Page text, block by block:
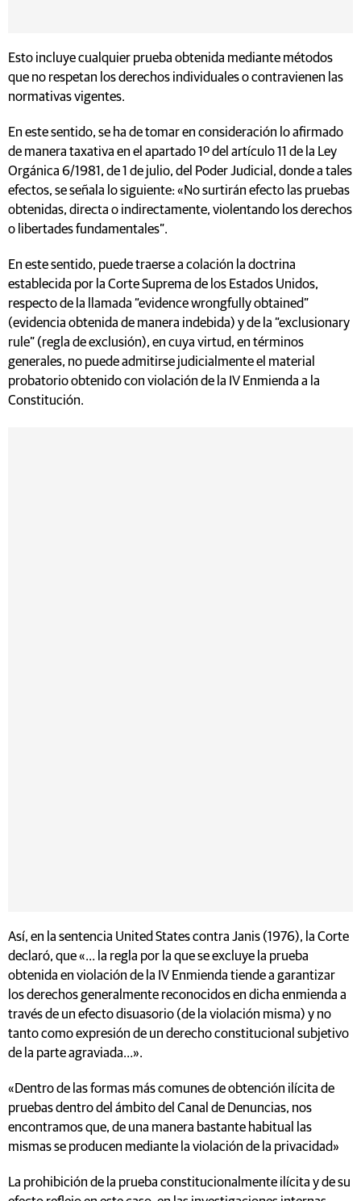
Esto incluye cualquier prueba obtenida mediante métodos
que no respetan los derechos individuales o contravienen las
normativas vigentes.
En este sentido, se ha de tomar en consideración lo afirmado
de manera taxativa en el apartado 1º del artículo 11 de la Ley
Orgánica 6/1981, de 1 de julio, del Poder Judicial, donde a tales
efectos, se señala lo siguiente: «No surtirán efecto las pruebas
obtenidas, directa o indirectamente, violentando los derechos
o libertades fundamentales”.
En este sentido, puede traerse a colación la doctrina
establecida por la Corte Suprema de los Estados Unidos,
respecto de la llamada “evidence wrongfully obtained”
(evidencia obtenida de manera indebida) y de la “exclusionary
rule” (regla de exclusión), en cuya virtud, en términos
generales, no puede admitirse judicialmente el material
probatorio obtenido con violación de la IV Enmienda a la
Constitución.
Así, en la sentencia United States contra Janis (1976), la Corte
declaró, que «… la regla por la que se excluye la prueba
obtenida en violación de la IV Enmienda tiende a garantizar
los derechos generalmente reconocidos en dicha enmienda a
través de un efecto disuasorio (de la violación misma) y no
tanto como expresión de un derecho constitucional subjetivo
de la parte agraviada…».
«Dentro de las formas más comunes de obtención ilícita de
pruebas dentro del ámbito del Canal de Denuncias, nos
encontramos que, de una manera bastante habitual las
mismas se producen mediante la violación de la privacidad»
La prohibición de la prueba constitucionalmente ilícita y de su